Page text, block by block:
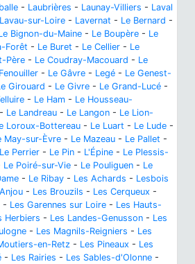
- Laubrières - Launay-Villiers - Laval
Lavau-sur-Loire - Lavernat - Le Bernard -
Bignon-du-Maine - Le Boupère - Le
Forêt - Le Buret - Le Cellier - Le
Père - Le Coudray-Macouard - Le
- Le Gâvre - Legé - Le Genest-
Girouard - Le Givre - Le Grand-Lucé -
- Le Ham - Le Housseau-
- Le Landreau - Le Langon - Le Lion-
Loroux-Bottereau - Le Luart - Le Lude -
May-sur-Èvre - Le Mazeau - Le Pallet -
Le Perrier - Le Pin - L'Épine - Le Plessis-
Le Poiré-sur-Vie - Le Pouliguen - Le
- Le Ribay - Les Achards - Lesbois
- Les Brouzils - Les Cerqueux -
- Les Garennes sur Loire - Les Hauts-
Herbiers - Les Landes-Genusson - Les
- Les Magnils-Reigniers - Les
en-Retz - Les Pineaux - Les
- Les Rairies - Les Sables-d'Olonne -